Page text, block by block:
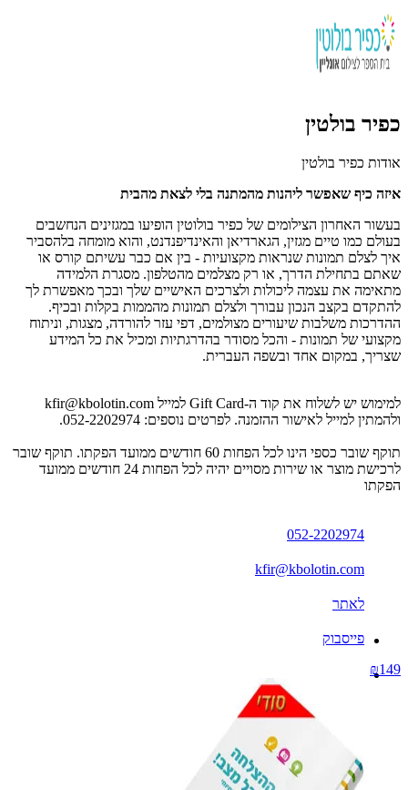
כפיר בולטין
אודות כפיר בולטין
איזה כיף שאפשר ליהנות מהמתנה בלי לצאת מהבית
בעשור האחרון הצילומים של כפיר בולוטין הופיעו במגזינים הנחשבים
בעולם כמו טיים מגזין, הגארדיאן והאינדיפנדנט, והוא מומחה בלהסביר
איך לצלם תמונות שנראות מקצועיות - בין אם כבר עשיתם קורס או
שאתם בתחילת הדרך, או רק מצלמים מהטלפון. מסגרת הלמידה
מתאימה את עצמה ליכולות ולצרכים האישיים שלך ובכך מאפשרת לך
להתקדם בקצב הנכון עבורך ולצלם תמונות מהממות בקלות ובכיף.
ההדרכות משלבות שיעורים מצולמים, דפי עזר להורדה, מצגות, וניתוח
מקצועי של תמונות - והכל מסודר בהדרגתיות ומכיל את כל המידע
שצריך, במקום אחד ובשפה העברית.
למימוש יש לשלוח את קוד ה-Gift Card למייל
kfir@kbolotin.com
ולהמתין למייל לאישור ההזמנה. לפרטים נוספים: 052-2202974.
תוקף שובר כספי הינו לכל הפחות 60 חודשים ממועד הפקתו. תוקף שובר
לרכישת מוצר או שירות מסויים יהיה לכל הפחות 24 חודשים ממועד
הפקתו
052-2202974
kfir@kbolotin.com
לאתר
פייסבוק
₪149